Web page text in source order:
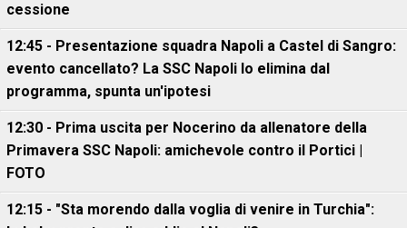
cessione
12:45 - Presentazione squadra Napoli a Castel di Sangro:
evento cancellato? La SSC Napoli lo elimina dal
programma, spunta un'ipotesi
12:30 - Prima uscita per Nocerino da allenatore della
Primavera SSC Napoli: amichevole contro il Portici |
FOTO
12:15 - "Sta morendo dalla voglia di venire in Turchia":